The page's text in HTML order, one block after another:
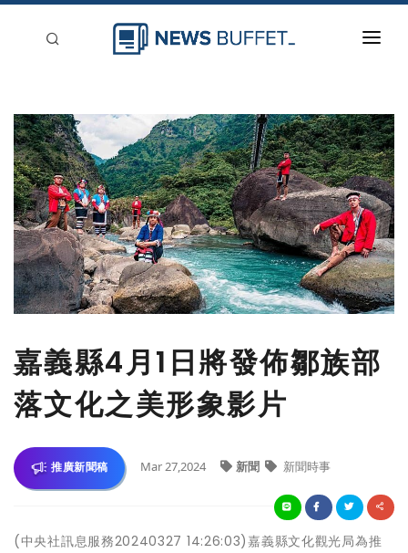
新聞稿分類
登入
刊登
嘉義縣4月1日將發佈鄒族部
落文化之美形象影片
推廣新聞稿 Mar 27,2024 新聞 新聞時事
(中央社訊息服務20240327 14:26:03)嘉義縣文化觀光局為推